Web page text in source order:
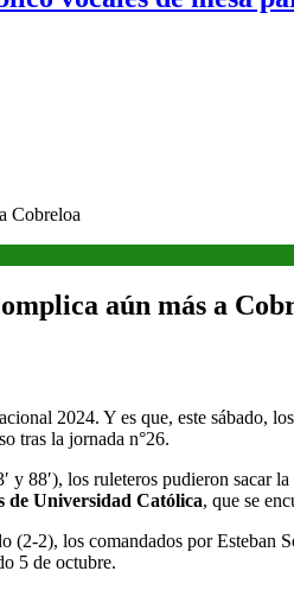
Cobreloa
aún más a
2024. Y es que, este
tras la jornada n°26.
y 88′), los ruleteros pudieron sacar
de Universidad Católica, que se
2), los comandados por
5 de octubre.